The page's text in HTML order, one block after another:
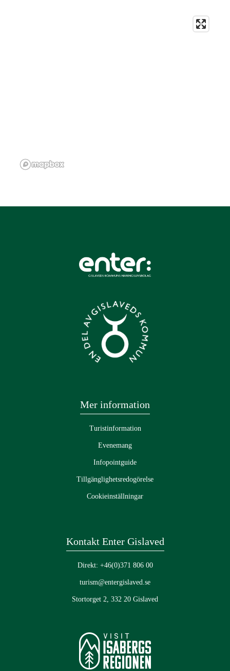
Mer information
Turistinformation
Evenemang
Infopointguide
Tillgänglighetsredogörelse
Cookieinställningar
Kontakt Enter Gislaved
Direkt: +46(0)371 806 00
turism@entergislaved.se
Stortorget 2, 332 20 Gislaved